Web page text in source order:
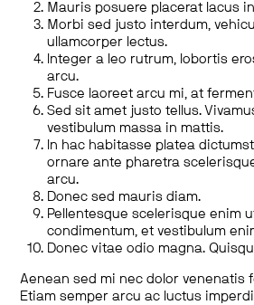
Mauris posuere placerat lacus
Morbi sed justo interdum,
ullamcorper lectus.
Integer a leo rutrum, lobortis
arcu.
Fusce laoreet arcu mi, at
Sed sit amet justo tellus.
vestibulum massa in mattis.
In hac habitasse platea
ornare ante pharetra
arcu.
Donec sed mauris diam.
Pellentesque scelerisque enim
condimentum, et vestibulum
Donec vitae odio magna.
Aenean sed mi nec dolor venenatis
Etiam semper arcu ac luctus